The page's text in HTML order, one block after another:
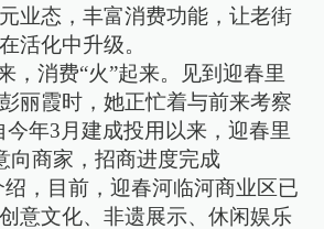
业态，丰富消费功能，让老街
活化中升级。
，消费“火”起来。见到迎春里
丽霞时，她正忙着与前来考察
今年3月建成投用以来，迎春里
向商家，招商进度完成
绍，目前，迎春河临河商业区已
意文化、非遗展示、休闲娱乐